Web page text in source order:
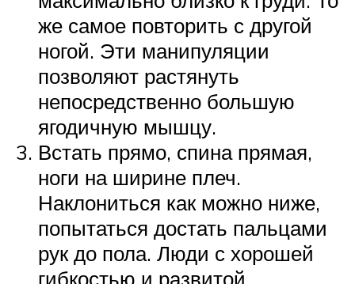
же самое повторить с другой
ногой. Эти манипуляции
позволяют растянуть
непосредственно большую
ягодичную мышцу.
Встать прямо, спина прямая,
ноги на ширине плеч.
Наклониться как можно ниже,
попытаться достать пальцами
рук до пола. Люди с хорошей
гибкостью и развитой